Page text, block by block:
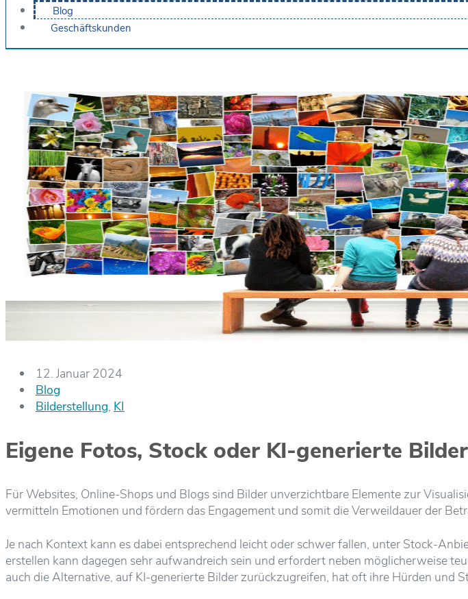
Blog
Geschäftskunden
12. Januar 2024
Blog
Bilderstellung, KI
Eigene Fotos, Stock oder KI-generierte
Für Websites, Online-Shops und Blogs sind Bilder unverzichtbare Elemente zur
vermitteln Emotionen und fördern das Engagement und somit die Verweildauer der
Je nach Kontext kann es dabei entsprechend leicht oder schwer fallen, unter Stock-
erstellen kann dagegen sehr aufwandreich sein und erfordert neben möglicherweise
auch die Alternative, auf KI-generierte Bilder zurückzugreifen, hat oft ihre Hürden und